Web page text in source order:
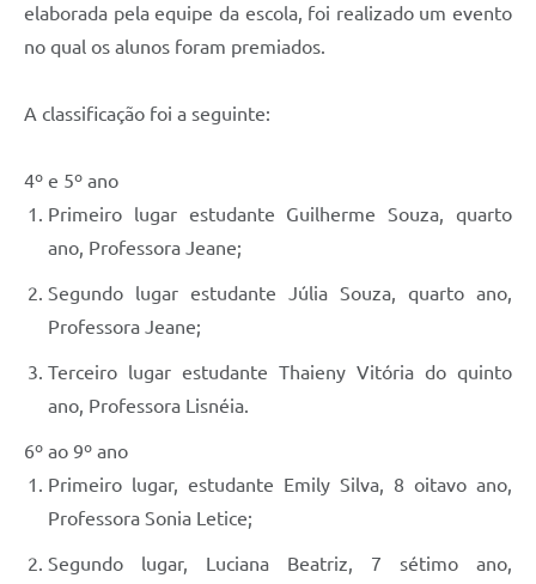
elaborada pela equipe da escola, foi realizado um evento
no qual os alunos foram premiados.
A classificação foi a seguinte:
4º e 5º ano
Primeiro lugar estudante Guilherme Souza, quarto
ano, Professora Jeane;
Segundo lugar estudante Júlia Souza, quarto ano,
Professora Jeane;
Terceiro lugar estudante Thaieny Vitória do quinto
ano, Professora Lisnéia.
6º ao 9º ano
Primeiro lugar, estudante Emily Silva, 8 oitavo ano,
Professora Sonia Letice;
Segundo lugar, Luciana Beatriz, 7 sétimo ano,